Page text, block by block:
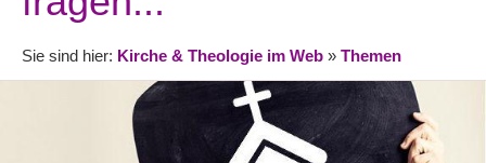
Sie sind hier: Kirche & Theologie im Web » Themen